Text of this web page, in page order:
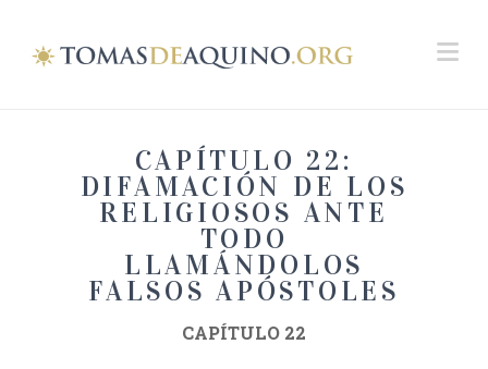
CAPÍTULO 22:
DIFAMACIÓN DE LOS
RELIGIOSOS ANTE
TODO
LLAMÁNDOLOS
FALSOS APÓSTOLES
CAPÍTULO 22